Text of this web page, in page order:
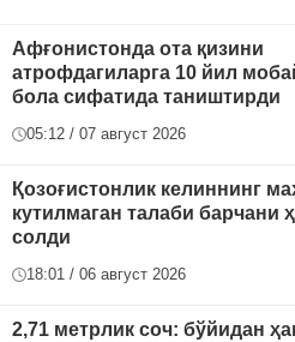
Афғонистонда ота қизини
атрофдагиларга 10 йил
бола сифатида таништирди
05:12 / 07 август 2026
Қозоғистонлик келиннинг
кутилмаган талаби барчани
солди
18:01 / 06 август 2026
2,71 метрлик соч: бўйидан